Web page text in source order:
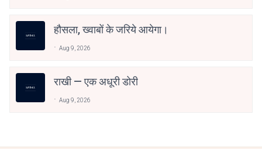
हौसला, ख्वाबों के जरिये आयेगा।
Aug 9, 2026
राखी — एक अधूरी डोरी
Aug 9, 2026